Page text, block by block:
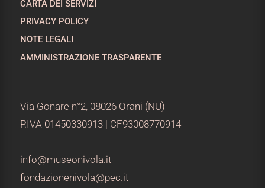
CARTA DEI SERVIZI
PRIVACY POLICY
NOTE LEGALI
AMMINISTRAZIONE TRASPARENTE
Via Gonare n°2, 08026 Orani (NU)
P.IVA 01450330913 | CF93008770914
info@museonivola.it
fondazionenivola@pec.it